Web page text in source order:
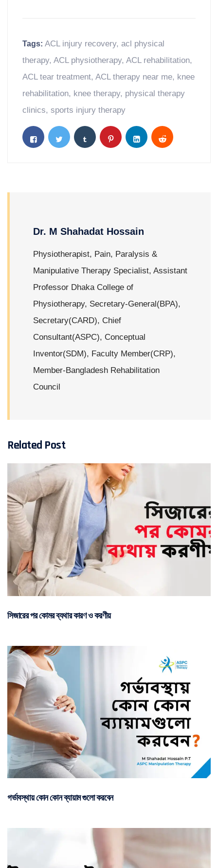
Tags: ACL injury recovery, acl physical
therapy, ACL physiotherapy, ACL rehabilitation,
ACL tear treatment, ACL therapy near me, knee
rehabilitation, knee therapy, physical therapy
clinics, sports injury therapy
Dr. M Shahadat Hossain
Physiotherapist, Pain, Paralysis &
Manipulative Therapy Specialist, Assistant
Professor Dhaka College of
Physiotherapy, Secretary-General(BPA),
Secretary(CARD), Chief
Consultant(ASPC), Conceptual
Inventor(SDM), Faculty Member(CRP),
Member-Bangladesh Rehabilitation
Council
Related Post
সিজারের পর কোমর ব্যথার কারণ ও করণীয়
গর্ভাবস্থায় কোন কোন ব্যায়াম গুলো করবেন